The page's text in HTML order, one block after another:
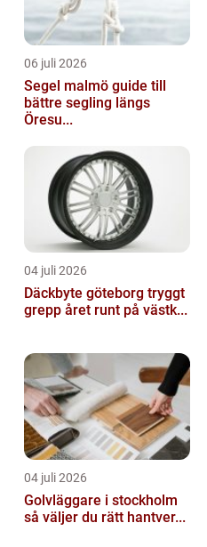
06 juli 2026
Segel malmö guide till
bättre segling längs
Öresu...
04 juli 2026
Däckbyte göteborg tryggt
grepp året runt på västk...
04 juli 2026
Golvläggare i stockholm
så väljer du rätt hantver...